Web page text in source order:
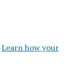
Learn how your